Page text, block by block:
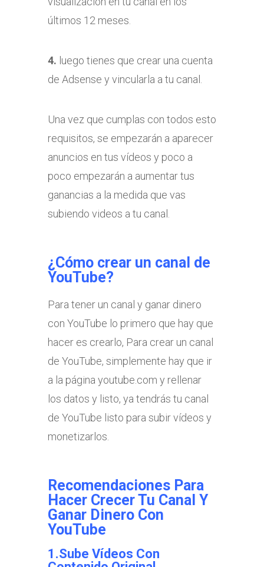
últimos 12 meses.
4. luego tienes que crear una cuenta
de Adsense y vincularla a tu canal.
Una vez que cumplas con todos esto
requisitos, se empezarán a aparecer
anuncios en tus vídeos y poco a
poco empezarán a aumentar tus
ganancias a la medida que vas
subiendo videos a tu canal.
¿Cómo crear un canal de
YouTube?
Para tener un canal y ganar dinero
con YouTube lo primero que hay que
hacer es crearlo, Para crear un canal
de YouTube, simplemente hay que ir
a la página youtube.com y rellenar
los datos y listo, ya tendrás tu canal
de YouTube listo para subir vídeos y
monetizarlos.
Recomendaciones Para
Hacer Crecer Tu Canal Y
Ganar Dinero Con
YouTube
1.Sube Vídeos Con